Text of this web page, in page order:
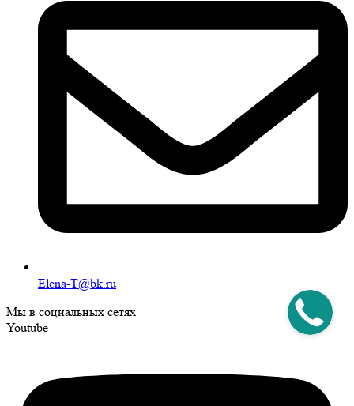
Elena-T@bk.ru
Мы в социальных сетях
Youtube